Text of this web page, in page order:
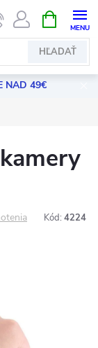
HĽADAŤ
KOŠÍK
NAD 49€
Kód: 4224